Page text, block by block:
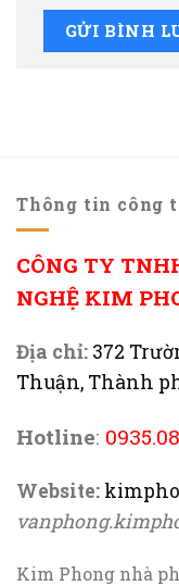
Thông tin công
CÔNG TY
NGHỆ KIM
Địa chỉ: 372
Thuận, Thành
Hotline:
Website:
Kim Phong nhà